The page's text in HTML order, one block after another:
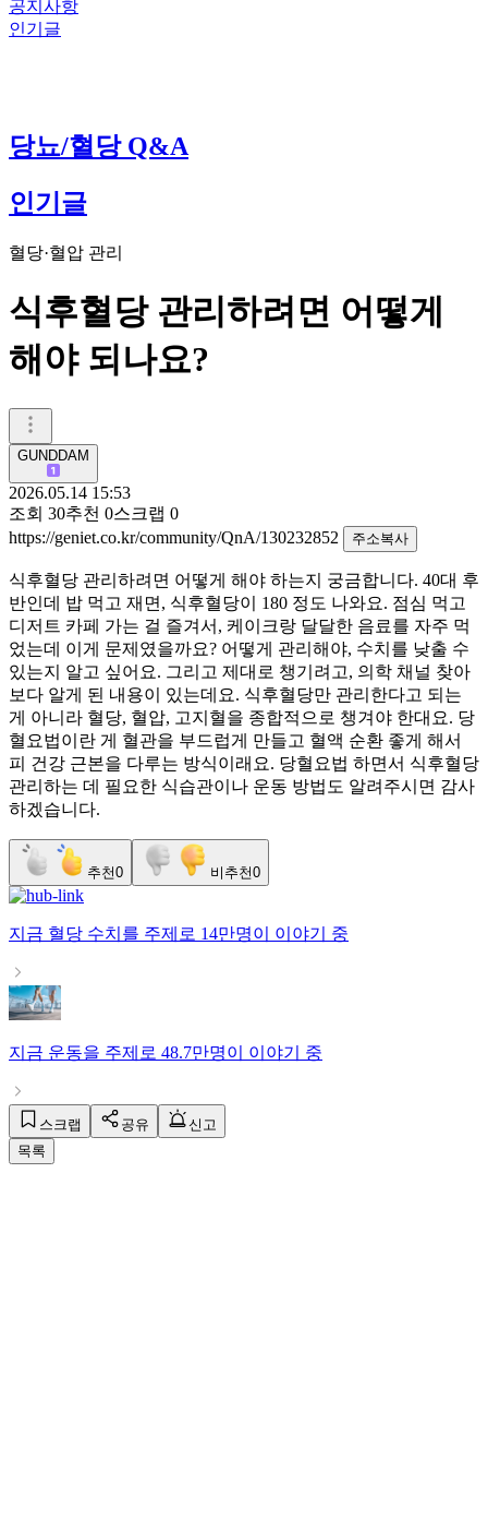
공지사항
인기글
당뇨/혈당 Q&A
인기글
혈당·혈압 관리
식후혈당 관리하려면 어떻게
해야 되나요?
GUNDDAM
2026.05.14 15:53
조회 30추천 0스크랩 0
https://geniet.co.kr/community/QnA/130232852
주소복사
식후혈당 관리하려면 어떻게 해야 하는지 궁금합니다. 40대 후
반인데 밥 먹고 재면, 식후혈당이 180 정도 나와요. 점심 먹고
디저트 카페 가는 걸 즐겨서, 케이크랑 달달한 음료를 자주 먹
었는데 이게 문제였을까요? 어떻게 관리해야, 수치를 낮출 수
있는지 알고 싶어요. 그리고 제대로 챙기려고, 의학 채널 찾아
보다 알게 된 내용이 있는데요. 식후혈당만 관리한다고 되는
게 아니라 혈당, 혈압, 고지혈을 종합적으로 챙겨야 한대요. 당
혈요법이란 게 혈관을 부드럽게 만들고 혈액 순환 좋게 해서
피 건강 근본을 다루는 방식이래요. 당혈요법 하면서 식후혈당
관리하는 데 필요한 식습관이나 운동 방법도 알려주시면 감사
하겠습니다.
추천0 비추천0
지금 혈당 수치 를 주제로 14만명이 이야기 중
지금 운동을 주제로 48.7만명이 이야기 중
스크랩 공유
신고
목록